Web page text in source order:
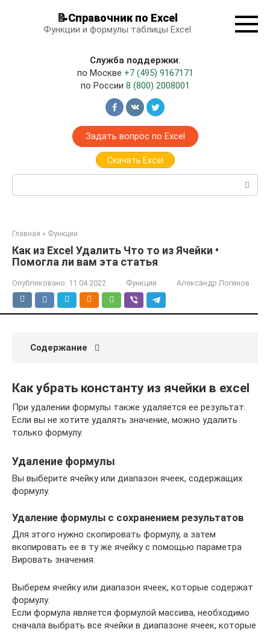
📝Справочник по Excel
Функции и формулы таблицы Excel
Служба поддержки:
по Москве +7 (495) 9167171
по России 8 (800) 2008001
Задать вопрос по Excel
Скачать Excel
Поиск:
Главная » Функции
Как из Excel Удалить Что то из Ячейки •
Помогла ли вам эта статья
Опубликовано: 11.04.2022 Функции Александр Логинов
Содержание
Как убрать константу из ячейки в excel
При удалении формулы также удаляется ее результат.
Если вы не хотите удалять значение, можно удалить
только формулу.
Удаление формулы
Вы выберите ячейку или диапазон ячеек, содержащих
формулу.
Удаление формулы с сохранением результатов
Для этого нужно скопировать формулу, а затем
вкопировать ее в ту же ячейку с помощью параметра
Вировать значения.
Выберем ячейку или диапазон ячеек, которые содержат
формулу.
Если формула является формулой массива, необходимо
сначала выбрать все ячейки в диапазоне ячеек, которые